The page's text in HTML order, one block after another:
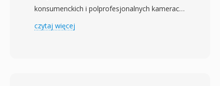
konsumenckich i polprofesjonalnych kamerach
cyfrowych. Ogłoszony w 2006 roku, format
czytaj więcej